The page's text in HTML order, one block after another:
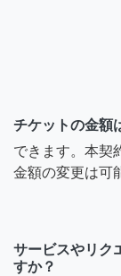
チケットの金額
できます。本契
金額の変更は可
サービスやリク
すか？